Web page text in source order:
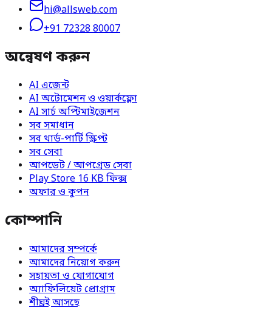
hi@allsweb.com
+91 72328 80007
অন্বেষণ করুন
AI এজেন্ট
AI অটোমেশন ও ওয়ার্কফ্লো
AI সার্চ অপ্টিমাইজেশন
সব সমাধান
সব থার্ড-পার্টি স্ক্রিপ্ট
সব সেবা
আপডেট / আপগ্রেড সেবা
Play Store 16 KB ফিক্স
অফার ও কুপন
কোম্পানি
আমাদের সম্পর্কে
আমাদের নিয়োগ করুন
সহায়তা ও যোগাযোগ
অ্যাফিলিয়েট প্রোগ্রাম
শীঘ্রই আসছে